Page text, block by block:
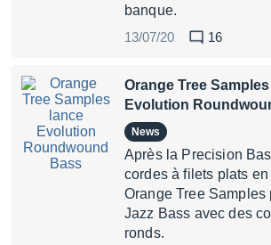
banque.
13/07/20
16
Orange Tree
Evolution
News
Après la Precision
cordes à filets plats en
Orange Tree Samples
Jazz Bass avec des
ronds.